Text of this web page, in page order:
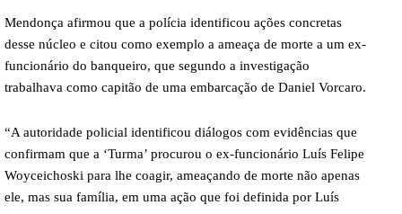
Mendonça afirmou que a polícia identificou ações concretas
desse núcleo e citou como exemplo a ameaça de morte a um ex-
funcionário do banqueiro, que segundo a investigação
trabalhava como capitão de uma embarcação de Daniel Vorcaro.
“A autoridade policial identificou diálogos com evidências que
confirmam que a ‘Turma’ procurou o ex-funcionário Luís Felipe
Woyceichoski para lhe coagir, ameaçando de morte não apenas
ele, mas sua família, em uma ação que foi definida por Luís